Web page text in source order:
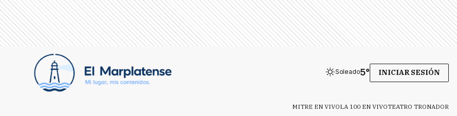
Soleado5° INICIAR SESIÓN
MITRE EN VIVOLA 100 EN VIVOTEATRO TRONADOR